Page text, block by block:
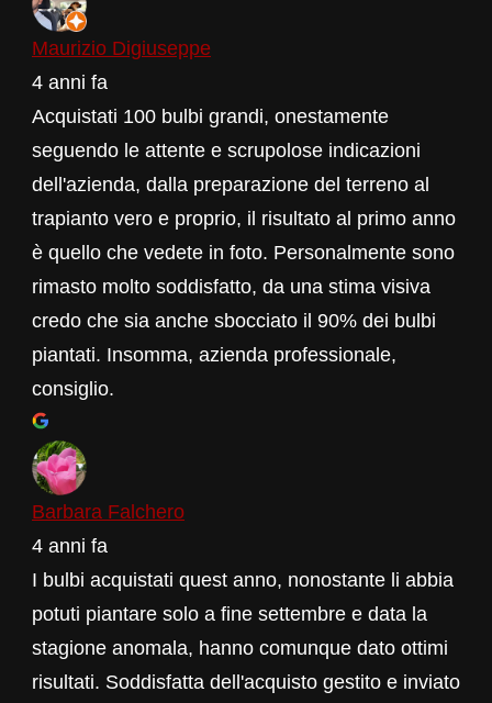
Maurizio Digiuseppe
4 anni fa
Acquistati 100 bulbi grandi, onestamente
seguendo le attente e scrupolose indicazioni
dell'azienda, dalla preparazione del terreno al
trapianto vero e proprio, il risultato al primo anno
è quello che vedete in foto. Personalmente sono
rimasto molto soddisfatto, da una stima visiva
credo che sia anche sbocciato il 90% dei bulbi
piantati. Insomma, azienda professionale,
consiglio.
Barbara Falchero
4 anni fa
I bulbi acquistati quest anno, nonostante li abbia
potuti piantare solo a fine settembre e data la
stagione anomala, hanno comunque dato ottimi
risultati. Soddisfatta dell'acquisto gestito e inviato